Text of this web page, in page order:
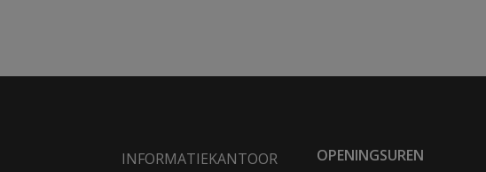
INFORMATIEKANTOOR
OPENINGSUREN